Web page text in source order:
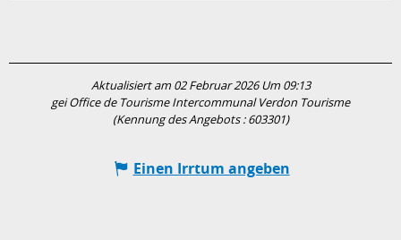
Aktualisiert am 02 Februar 2026 Um 09:13
gei Office de Tourisme Intercommunal Verdon Tourisme
(Kennung des Angebots :603301)
Einen Irrtum angeben